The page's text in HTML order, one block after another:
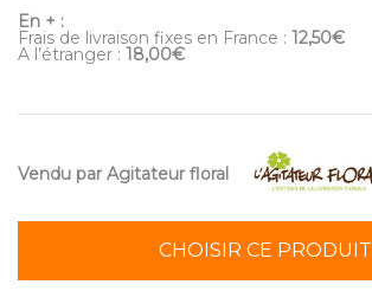
En + :
Frais de livraison fixes en France : 12,50€
A l’étranger : 18,00€
Vendu par Agitateur floral
CHOISIR CE PRODUIT